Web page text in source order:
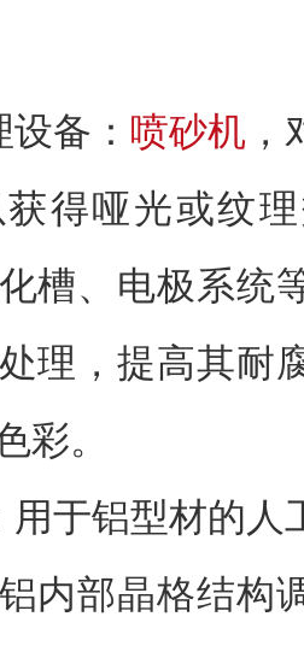
备： 喷砂机
得哑光或纹
槽、电极系统
理，提高其耐
彩。
用于铝型材的人
内部晶格结构